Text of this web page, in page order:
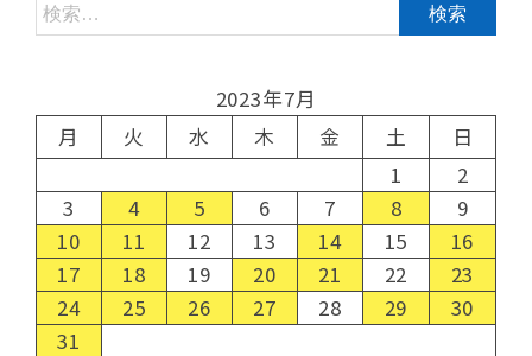
2023年7月
月
火 水 木 金 土
日
1
2
3
4 5 6 7 8
9
10
11 12 13 14 15
16
17
18 19 20 21 22
23
24
25 26 27 28 29
30
31